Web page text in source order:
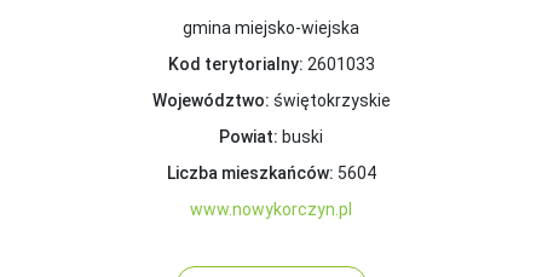
gmina miejsko-wiejska
Kod terytorialny: 2601033
Województwo: świętokrzyskie
Powiat: buski
Liczba mieszkańców: 5604
www.nowykorczyn.pl